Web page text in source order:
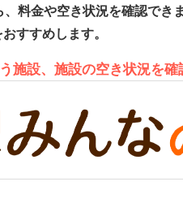
料金や空き状況を確認できま
すすめします。
施設、施設の空き状況を確